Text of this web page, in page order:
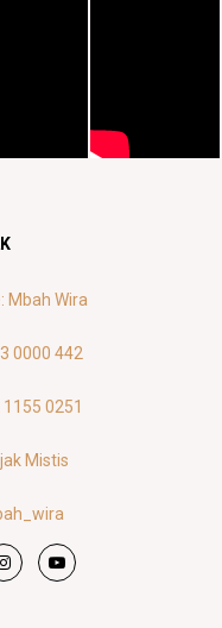
Mbah Wira
0000 442
0251
Mistis